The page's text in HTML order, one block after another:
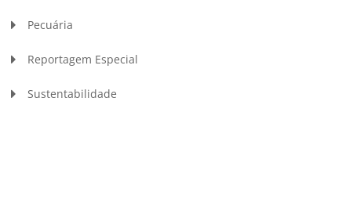
Pecuária
Reportagem Especial
Sustentabilidade